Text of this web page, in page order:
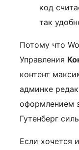
код
так
Потому что
Управления
контент
админке
оформлением
Гутенберг
Если хочется